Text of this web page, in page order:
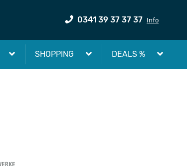
0341 39 37 37 37 Info
SHOPPING DEALS %